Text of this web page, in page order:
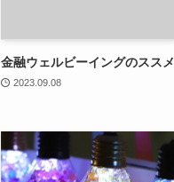
金融ウェルビーイングのススメ
2023.09.08